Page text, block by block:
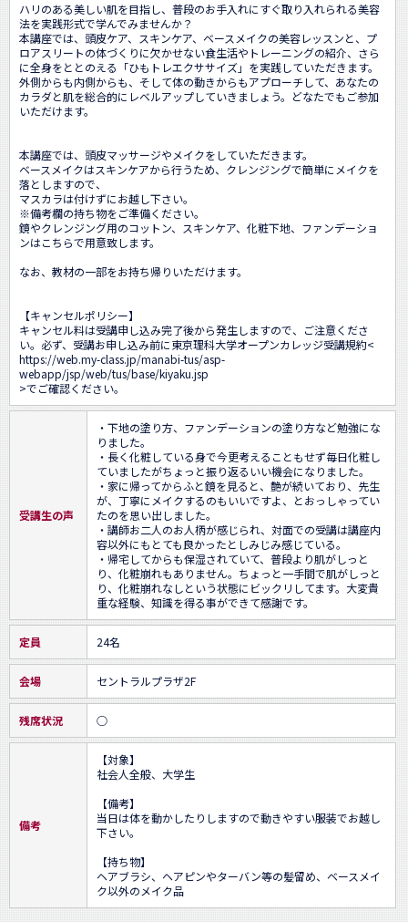
ハリのある美しい肌を目指し、普段のお手入れにすぐ取り入れられる美容
法を実践形式で学んでみませんか？
本講座では、頭皮ケア、スキンケア、ベースメイクの美容レッスンと、プ
ロアスリートの体づくりに欠かせない食生活やトレーニングの紹介、さら
に全身をととのえる「ひもトレエクササイズ」を実践していただきます。
外側からも内側からも、そして体の動きからもアプローチして、あなたの
カラダと肌を総合的にレベルアップしていきましょう。どなたでもご参加
いただけます。
本講座では、頭皮マッサージやメイクをしていただきます。
ベースメイクはスキンケアから行うため、クレンジングで簡単にメイクを
落としますので、
マスカラは付けずにお越し下さい。
※備考欄の持ち物をご準備ください。
鏡やクレンジング用のコットン、スキンケア、化粧下地、ファンデーショ
ンはこちらで用意致します。
なお、教材の一部をお持ち帰りいただけます。
【キャンセルポリシー】
キャンセル料は受講申し込み完了後から発生しますので、ご注意くださ
い。必ず、受講お申し込み前に東京理科大学オープンカレッジ受講規約<
https://web.my-class.jp/manabi-tus/asp-
webapp/jsp/web/tus/base/kiyaku.jsp
>でご確認ください。
受講生の声
・下地の塗り方、ファンデーションの塗り方など勉強にな
りました。
・長く化粧している身で今更考えることもせず毎日化粧し
ていましたがちょっと振り返るいい機会になりました。
・家に帰ってからふと鏡を見ると、艶が続いており、先生
が、丁寧にメイクするのもいいですよ、とおっしゃってい
たのを思い出しました。
・講師お二人のお人柄が感じられ、対面での受講は講座内
容以外にもとても良かったとしみじみ感じている。
・帰宅してからも保湿されていて、普段より肌がしっと
り、化粧崩れもありません。ちょっと一手間で肌がしっと
り、化粧崩れなしという状態にビックリしてます。大変貴
重な経験、知識を得る事ができて感謝です。
定員 24名
会場 セントラルプラザ2F
残席状況 ○
備考
【対象】
社会人全般、大学生
【備考】
当日は体を動かしたりしますので動きやすい服装でお越し
下さい。
【持ち物】
ヘアブラシ、ヘアピンやターバン等の髪留め、ベースメイ
ク以外のメイク品